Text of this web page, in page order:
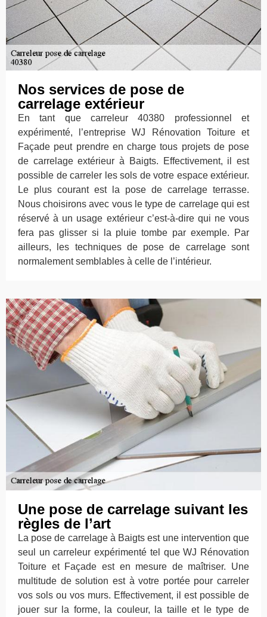
Nos services de pose de
carrelage extérieur
En tant que carreleur 40380 professionnel et
expérimenté, l’entreprise WJ Rénovation Toiture et
Façade peut prendre en charge tous projets de pose
de carrelage extérieur à Baigts. Effectivement, il est
possible de carreler les sols de votre espace extérieur.
Le plus courant est la pose de carrelage terrasse.
Nous choisirons avec vous le type de carrelage qui est
réservé à un usage extérieur c’est-à-dire qui ne vous
fera pas glisser si la pluie tombe par exemple. Par
ailleurs, les techniques de pose de carrelage sont
normalement semblables à celle de l’intérieur.
Une pose de carrelage suivant les
règles de l’art
La pose de carrelage à Baigts est une intervention que
seul un carreleur expérimenté tel que WJ Rénovation
Toiture et Façade est en mesure de maîtriser. Une
multitude de solution est à votre portée pour carreler
vos sols ou vos murs. Effectivement, il est possible de
jouer sur la forme, la couleur, la taille et le type de